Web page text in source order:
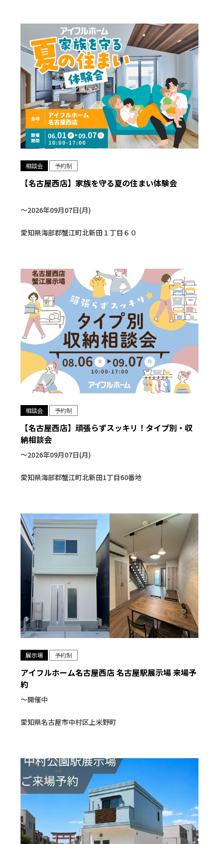
相談会 予約制
【名古屋西店】家族を守る夏の住まい体験会
〜2026年09月07日(月)
愛知県海部郡蟹江町北新田１丁目６０
相談会 予約制
【名古屋西店】頑張らずスッキリ！タイプ別・収
納相談会
〜2026年09月07日(月)
愛知県海部郡蟹江町北新田1丁目60番地
展示場 予約制
アイフルホーム名古屋西店 名古屋駅展示場 来場予
約
〜開催中
愛知県名古屋市中村区上米野町